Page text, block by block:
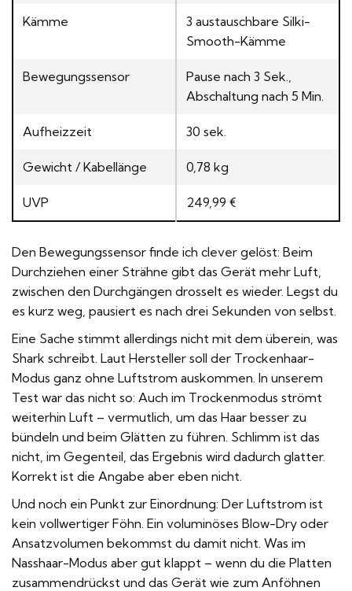
Kämme
3 austauschbare Silki-
Smooth-Kämme
Bewegungssensor
Pause nach 3 Sek.,
Abschaltung nach 5 Min.
Aufheizzeit 30 sek.
Gewicht / Kabellänge 0,78 kg
UVP 249,99 €
Den Bewegungssensor finde ich clever gelöst: Beim
Durchziehen einer Strähne gibt das Gerät mehr Luft,
zwischen den Durchgängen drosselt es wieder. Legst du
es kurz weg, pausiert es nach drei Sekunden von selbst.
Eine Sache stimmt allerdings nicht mit dem überein, was
Shark schreibt. Laut Hersteller soll der Trockenhaar-
Modus ganz ohne Luftstrom auskommen. In unserem
Test war das nicht so: Auch im Trockenmodus strömt
weiterhin Luft – vermutlich, um das Haar besser zu
bündeln und beim Glätten zu führen. Schlimm ist das
nicht, im Gegenteil, das Ergebnis wird dadurch glatter.
Korrekt ist die Angabe aber eben nicht.
Und noch ein Punkt zur Einordnung: Der Luftstrom ist
kein vollwertiger Föhn. Ein voluminöses Blow-Dry oder
Ansatzvolumen bekommst du damit nicht. Was im
Nasshaar-Modus aber gut klappt – wenn du die Platten
zusammendrückst und das Gerät wie zum Anföhnen